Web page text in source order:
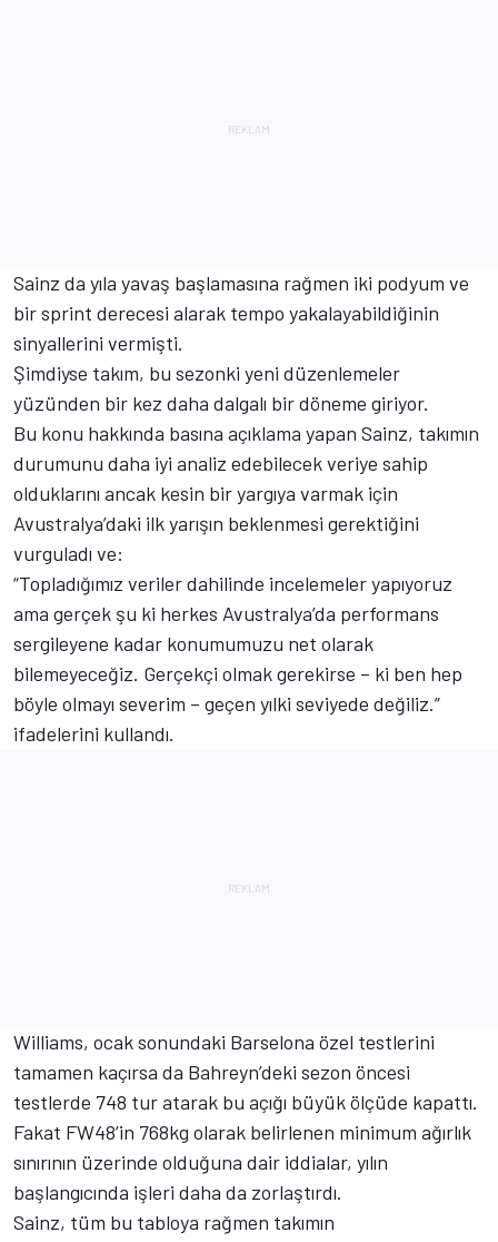
Sainz da yıla yavaş başlamasına rağmen iki podyum ve
bir sprint derecesi alarak tempo yakalayabildiğinin
sinyallerini vermişti.
Şimdiyse takım, bu sezonki yeni düzenlemeler
yüzünden bir kez daha dalgalı bir döneme giriyor.
Bu konu hakkında basına açıklama yapan Sainz, takımın
durumunu daha iyi analiz edebilecek veriye sahip
olduklarını ancak kesin bir yargıya varmak için
Avustralya’daki ilk yarışın beklenmesi gerektiğini
vurguladı ve:
“Topladığımız veriler dahilinde incelemeler yapıyoruz
ama gerçek şu ki herkes Avustralya’da performans
sergileyene kadar konumumuzu net olarak
bilemeyeceğiz. Gerçekçi olmak gerekirse – ki ben hep
böyle olmayı severim – geçen yılki seviyede değiliz.”
ifadelerini kullandı.
Williams, ocak sonundaki Barselona özel testlerini
tamamen kaçırsa da Bahreyn’deki sezon öncesi
testlerde 748 tur atarak bu açığı büyük ölçüde kapattı.
Fakat FW48’in 768kg olarak belirlenen minimum ağırlık
sınırının üzerinde olduğuna dair iddialar, yılın
başlangıcında işleri daha da zorlaştırdı.
Sainz, tüm bu tabloya rağmen takımın